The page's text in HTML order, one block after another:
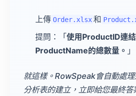
上傳 Order.xlsx 和
提問：「使用ProductID連
ProductName的總數量。 」
就這樣。RowSpeak會自動處
分析表的建立，立即給您最終答